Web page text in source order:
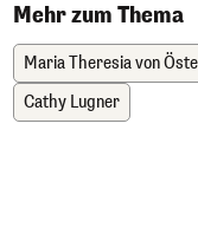
Mehr zum Thema
Maria Theresia von
Cathy Lugner